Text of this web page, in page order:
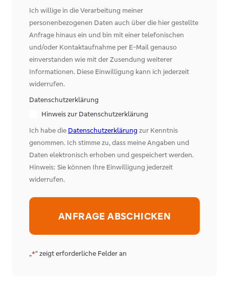
„*“ zeigt erforderliche Felder an
Ich willige in die Verarbeitung meiner
personenbezogenen Daten auch über die hier gestellte
Anfrage hinaus ein und bin mit einer telefonischen
und/oder Kontaktaufnahme per E-Mail genauso
einverstanden wie mit der Zusendung weiterer
Informationen. Diese Einwilligung kann ich jederzeit
widerrufen.
Datenschutzerklärung
Hinweis zur Datenschutzerklärung
Ich habe die Datenschutzerklärungzur Kenntnis
genommen. Ich stimme zu, dass meine Angaben und
Daten elektronisch erhoben und gespeichert werden.
Hinweis: Sie können Ihre Einwilligung jederzeit
widerrufen.
Alternative: